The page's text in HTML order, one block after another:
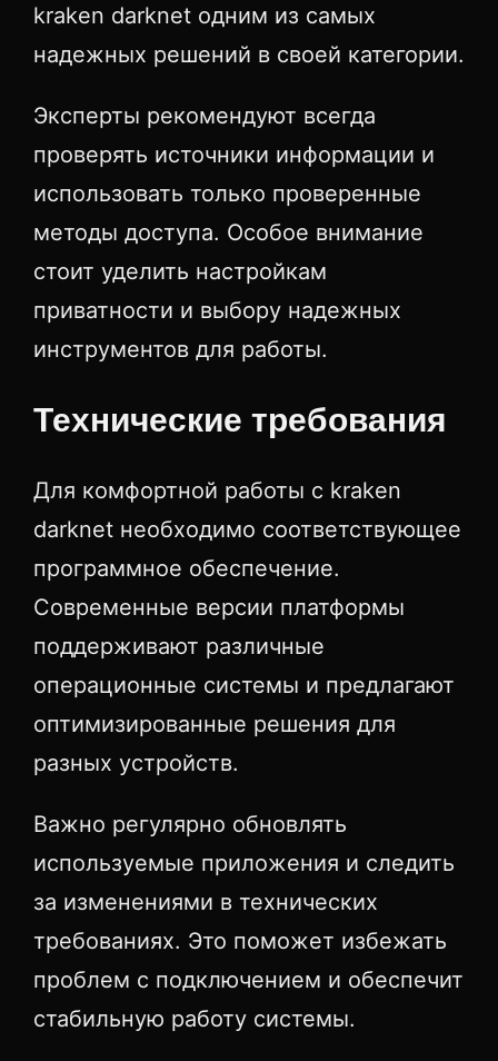
kraken darknet одним из самых
надежных решений в своей категории.
Эксперты рекомендуют всегда
проверять источники информации и
использовать только проверенные
методы доступа. Особое внимание
стоит уделить настройкам
приватности и выбору надежных
инструментов для работы.
Технические требования
Для комфортной работы с kraken
darknet необходимо соответствующее
программное обеспечение.
Современные версии платформы
поддерживают различные
операционные системы и предлагают
оптимизированные решения для
разных устройств.
Важно регулярно обновлять
используемые приложения и следить
за изменениями в технических
требованиях. Это поможет избежать
проблем с подключением и обеспечит
стабильную работу системы.